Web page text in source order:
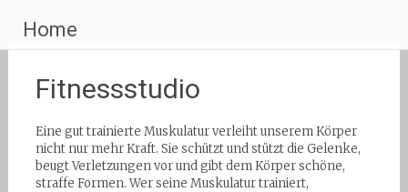
Inhalt
springen
Home
Fitnessstudio
Eine gut trainierte Muskulatur verleiht unserem Körper
nicht nur mehr Kraft. Sie schützt und stützt die Gelenke,
beugt Verletzungen vor und gibt dem Körper schöne,
straffe Formen. Wer seine Muskulatur trainiert,